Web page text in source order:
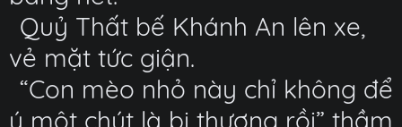
Quỷ Thất bế Khánh An lên xe,
vẻ mặt tức giận.
“Con mèo nhỏ này chỉ không để
ý một chút là bị thương rồi” thầm